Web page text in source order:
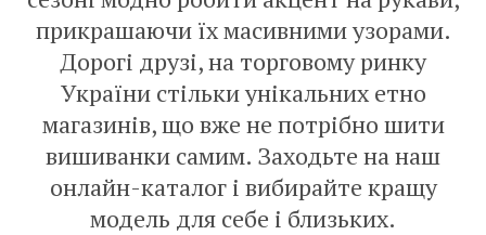
прикрашаючи їх масивними узорами.
Дорогі друзі, на торговому ринку
України стільки унікальних етно
магазинів, що вже не потрібно шити
вишиванки самим. Заходьте на наш
онлайн-каталог і вибирайте кращу
модель для себе і близьких.